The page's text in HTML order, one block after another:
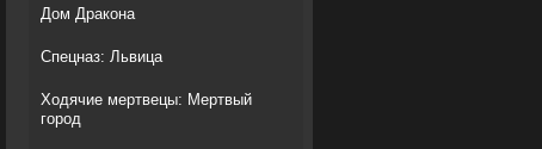
Дом Дракона
Спецназ: Львица
Ходячие мертвецы: Мертвый
город